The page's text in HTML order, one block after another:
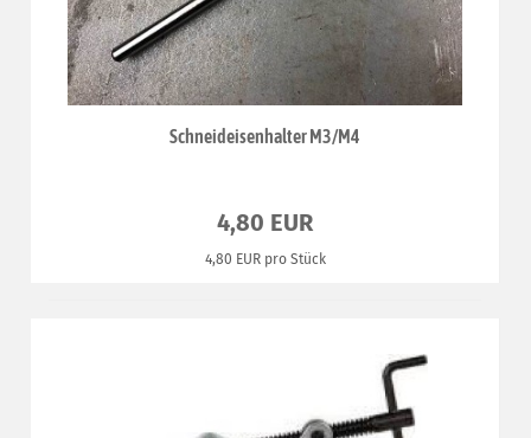
Schneideisenhalter M3/M4
4,80 EUR
4,80 EUR pro Stück